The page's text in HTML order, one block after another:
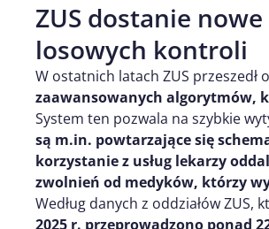
ZUS dostanie
losowych kontroli
W ostatnich latach ZUS
zaawansowanych algorytmów,
System ten pozwala na szybkie
są m.in. powtarzające się
korzystanie z usług lekarzy
zwolnień od medyków, którzy
Według danych z oddziałów
2025 r. przeprowadzono ponad